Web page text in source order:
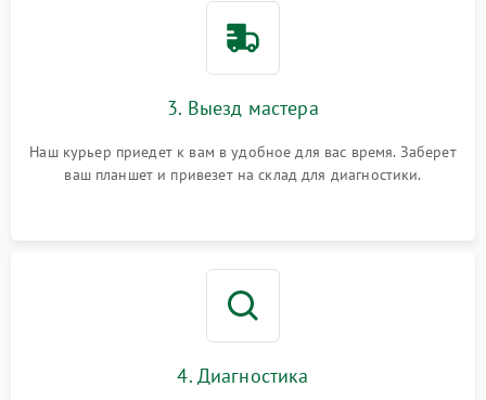
3. Выезд мастера
Наш курьер приедет к вам в удобное для вас время. Заберет
ваш планшет и привезет на склад для диагностики.
4. Диагностика